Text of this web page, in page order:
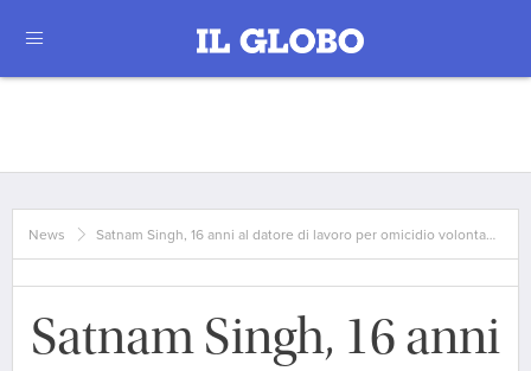
News Satnam Singh, 16 anni al datore di lavoro per omicidio volonta…
Satnam Singh, 16 anni